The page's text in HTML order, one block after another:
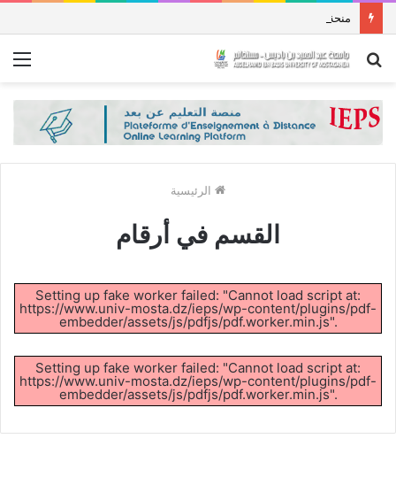
بحث
الرئيسية
القسم في أرقام
Setting up fake worker failed: "Cannot load script at:
https://www.univ-mosta.dz/ieps/wp-content/plugins/pdf-
embedder/assets/js/pdfjs/pdf.worker.min.js".
Setting up fake worker failed: "Cannot load script at:
https://www.univ-mosta.dz/ieps/wp-content/plugins/pdf-
embedder/assets/js/pdfjs/pdf.worker.min.js".